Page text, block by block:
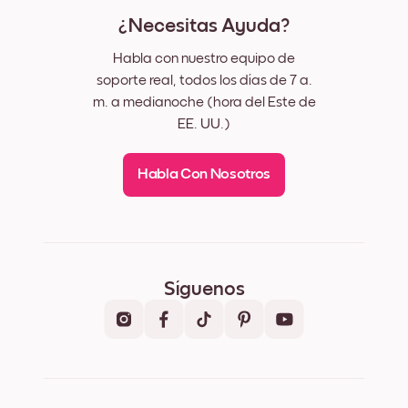
¿Necesitas Ayuda?
Habla con nuestro equipo de
soporte real, todos los días de 7 a.
m. a medianoche (hora del Este de
EE. UU.)
Habla Con Nosotros
Síguenos